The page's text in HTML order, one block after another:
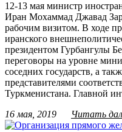
12-13 мая министр
Иран Мохаммад Джавад
рабочим визитом. В ходе
иранского
президентом Гурбангулы
переговоры на уровне
соседних государств, а
представителями
Туркменистана. Главной
16 мая, 2019
Читать